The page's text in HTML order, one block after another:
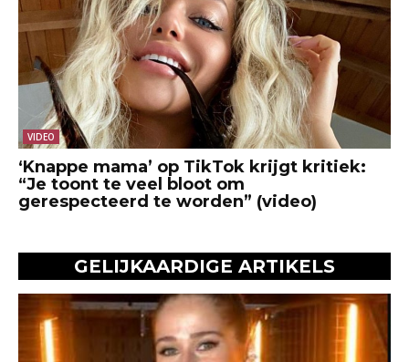
VIDEO
‘Knappe mama’ op TikTok krijgt kritiek:
“Je toont te veel bloot om
gerespecteerd te worden” (video)
GELIJKAARDIGE ARTIKELS